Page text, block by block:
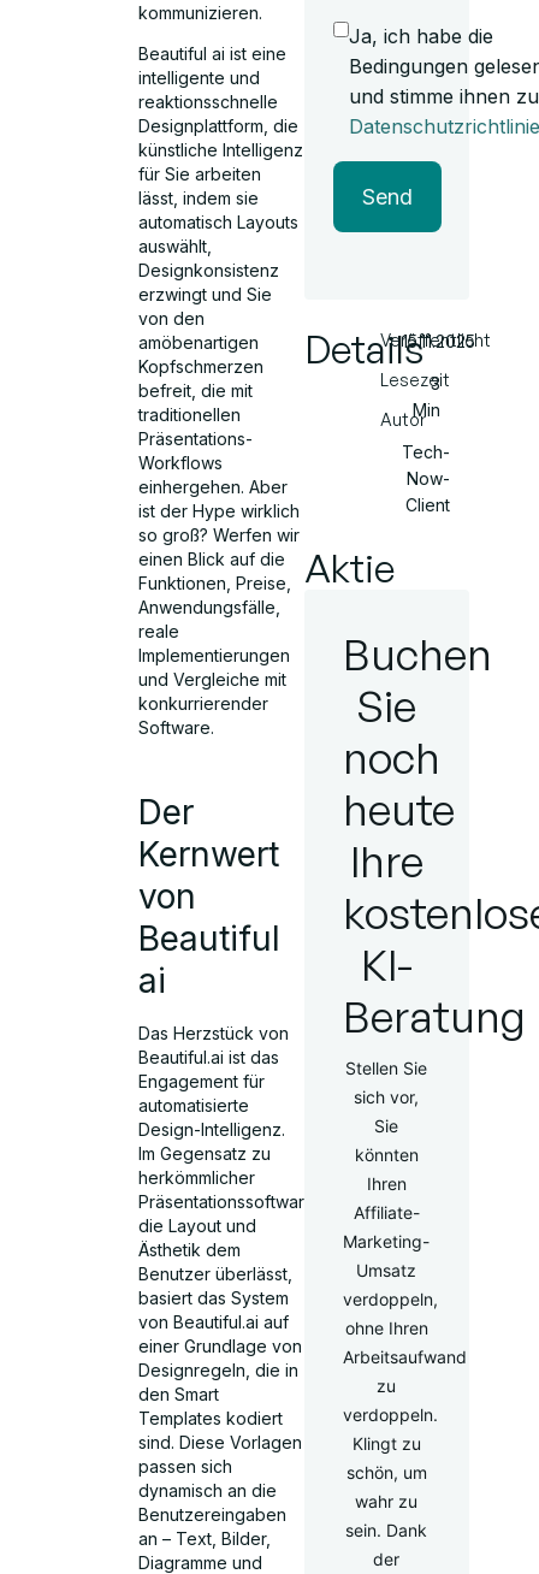
kommunizieren.
Beautiful ai ist eine
intelligente und
reaktionsschnelle
Designplattform, die
künstliche Intelligenz
für Sie arbeiten
lässt, indem sie
automatisch Layouts
auswählt,
Designkonsistenz
erzwingt und Sie
von den
amöbenartigen
Kopfschmerzen
befreit, die mit
traditionellen
Präsentations-
Workflows
einhergehen. Aber
ist der Hype wirklich
so groß? Werfen wir
einen Blick auf die
Funktionen, Preise,
Anwendungsfälle,
reale
Implementierungen
und Vergleiche mit
konkurrierender
Software.
Der
Kernwert
von
Beautiful
ai
Das Herzstück von
Beautiful.ai ist das
Engagement für
automatisierte
Design-Intelligenz.
Im Gegensatz zu
herkömmlicher
Präsentationssoftware,
die Layout und
Ästhetik dem
Benutzer überlässt,
basiert das System
von Beautiful.ai auf
einer Grundlage von
Designregeln, die in
den Smart
Templates kodiert
sind. Diese Vorlagen
passen sich
dynamisch an die
Benutzereingaben
an – Text, Bilder,
Diagramme und
Ja, ich habe die
Bedingungen
und stimme ihnen
Datenschutzrichtlinie
Send
DetailsVeröffentlicht
Lesezeit
Autor
15.11.2025
3
Min
Tech-
Now-
Client
Aktie
Buchen
Sie
noch
heute
Ihre
KI-
Beratung
Stellen Sie
sich vor,
Sie
könnten
Ihren
Affiliate-
Marketing-
Umsatz
verdoppeln,
ohne Ihren
Arbeitsaufwand
zu
verdoppeln.
Klingt zu
schön, um
wahr zu
sein. Dank
der